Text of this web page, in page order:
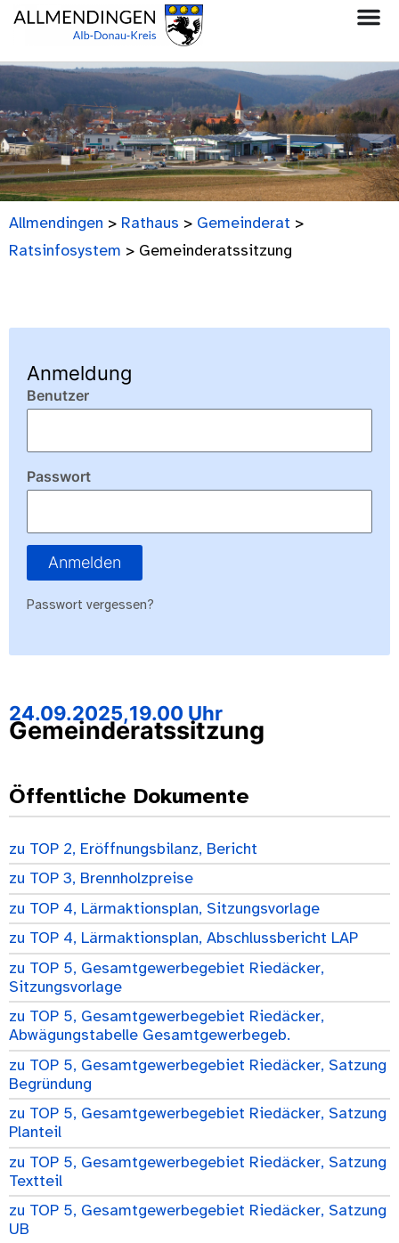
Allmendingen > Rathaus > Gemeinderat >
Ratsinfosystem > Gemeinderatssitzung
24.09.2025,19.00 Uhr
Gemeinderatssitzung
Öffentliche Dokumente
zu TOP 2, Eröffnungsbilanz, Bericht
zu TOP 3, Brennholzpreise
zu TOP 4, Lärmaktionsplan, Sitzungsvorlage
zu TOP 4, Lärmaktionsplan, Abschlussbericht LAP
zu TOP 5, Gesamtgewerbegebiet Riedäcker,
Sitzungsvorlage
zu TOP 5, Gesamtgewerbegebiet Riedäcker,
Abwägungstabelle Gesamtgewerbegeb.
zu TOP 5, Gesamtgewerbegebiet Riedäcker, Satzung
Begründung
zu TOP 5, Gesamtgewerbegebiet Riedäcker, Satzung
Planteil
zu TOP 5, Gesamtgewerbegebiet Riedäcker, Satzung
Textteil
zu TOP 5, Gesamtgewerbegebiet Riedäcker, Satzung
UB
Anmeldung
Benutzer
Passwort
Anmelden
Passwort vergessen?